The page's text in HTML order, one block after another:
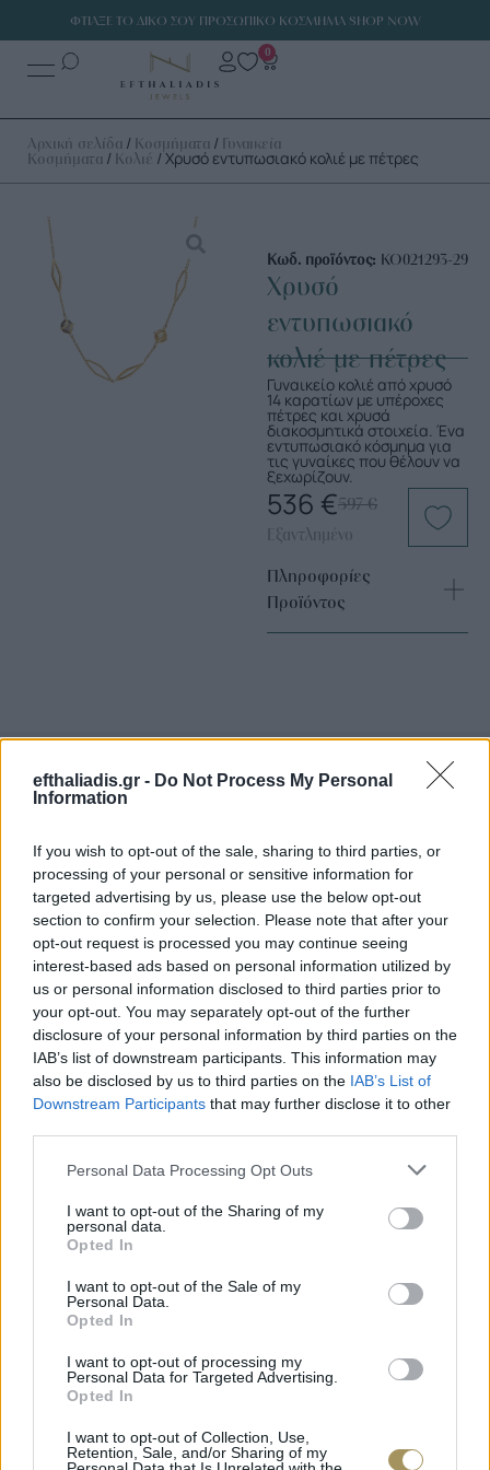
efthaliadis.gr - Do Not Process My Personal
Information
If you wish to opt-out of the sale, sharing to third parties, or
processing of your personal or sensitive information for
targeted advertising by us, please use the below opt-out
section to confirm your selection. Please note that after your
opt-out request is processed you may continue seeing
interest-based ads based on personal information utilized by
us or personal information disclosed to third parties prior to
your opt-out. You may separately opt-out of the further
disclosure of your personal information by third parties on the
IAB’s list of downstream participants. This information may
also be disclosed by us to third parties on the IAB’s List of
Downstream Participants that may further disclose it to other
Personal Data Processing Opt Outs
I want to opt-out of the Sharing of my
personal data.
Opted In
I want to opt-out of the Sale of my
Personal Data.
Opted In
I want to opt-out of processing my
Personal Data for Targeted Advertising.
Opted In
I want to opt-out of Collection, Use,
Retention, Sale, and/or Sharing of my
ΦΤΙΑΞΕ ΤΟ ΔΙΚΟ ΣΟΥ ΠΡΟΣΩΠΙΚΟ ΚΟΣΜΗΜΑ SHOP NOW
0
Αρχική σελίδα / Κοσμήματα / Γυναικεία
Κοσμήματα / Κολιέ / Χρυσό εντυπωσιακό κολιέ με πέτρες
Κωδ. προϊόντος: ΚΟ021293-29
Χρυσό
εντυπωσιακό
κολιέ με πέτρες
Γυναικείο κολιέ από χρυσό
14 καρατίων με υπέροχες
πέτρες και χρυσά
διακοσμητικά στοιχεία. Ένα
εντυπωσιακό κόσμημα για
τις γυναίκες που θέλουν να
ξεχωρίζουν.
597€
536 €
Εξαντλημένο
Πληροφορίες
Προϊόντος
Ανακαλύψτε τα κοσμήματα που αγαπήθηκαν περισσότερο!
Εδώ θα βρείτε τις κορυφαίες επιλογές που ξεχωρίζουν για
το μοναδικό τους στυλ και την εξαιρετική τους ποιότητα.
ΧΡΥΣΌΣ 18 ΚΑΡΑΤΊΩΝ -10%
ΜΟΝΌΠΕΤΡΟ ΔΑΧΤΥΛΊΔΙ ΜΕ
€1.737€
BRASS